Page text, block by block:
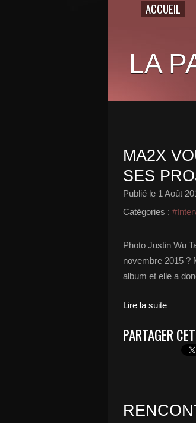
ACCUEIL
LA
MA2X
SES
Publié le 1 Août
Catégories :
Photo Justin Wu
novembre 2015 ?
album et elle a
Lire la suite
PARTAGER